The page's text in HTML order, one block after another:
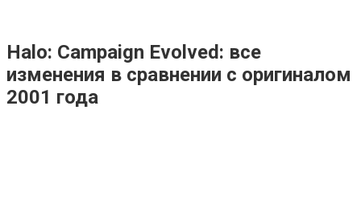
Halo: Campaign Evolved: все
изменения в сравнении с оригиналом
2001 года